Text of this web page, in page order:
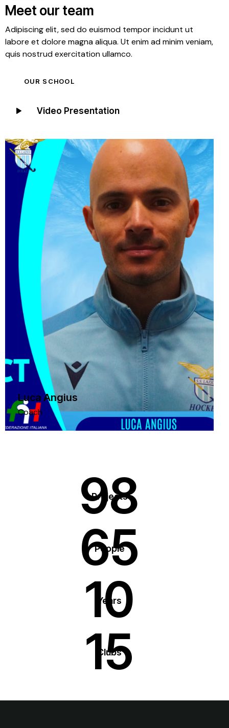
Meet our team
Adipiscing elit, sed do euismod tempor incidunt ut
labore et dolore magna aliqua. Ut enim ad minim veniam,
quis nostrud exercitation ullamco.
OUR SCHOOL
Video Presentation
Luca Angius
Coach
98
Projects
65
People
10
Years
15
Clubs